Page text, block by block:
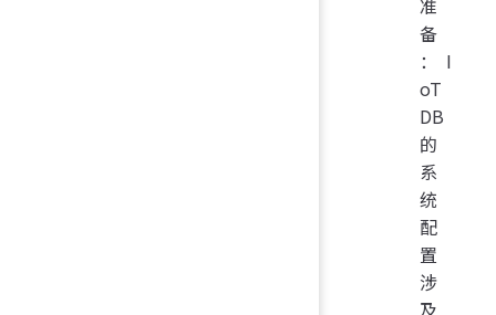
备
：I
oT
DB
的
系
统
配
置
涉
及